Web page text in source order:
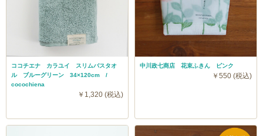
ココチエナ カラユイ スリムバスタオ
ル ブルーグリーン 34×120cm /
cocochiena
￥1,320 (税込)
中川政七商店 花束ふきん ピンク
￥550 (税込)